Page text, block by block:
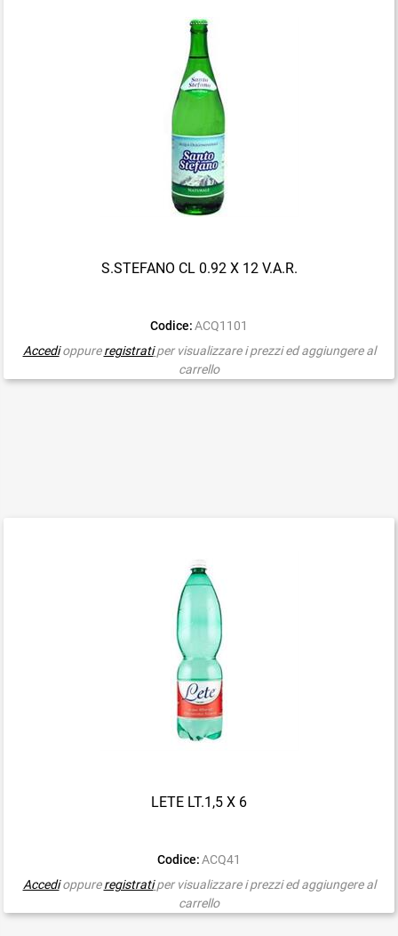
S.STEFANO CL 0.92 X 12 V.A.R.
Codice: ACQ1101
Accedioppureregistrati per visualizzare i prezzi ed aggiungere al
carrello
LETE LT.1,5 X 6
Codice: ACQ41
Accedioppureregistrati per visualizzare i prezzi ed aggiungere al
carrello